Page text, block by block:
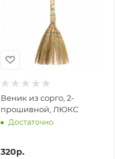
Веник из сорго, 2-
прошивной, ЛЮКС
Достаточно
320р.